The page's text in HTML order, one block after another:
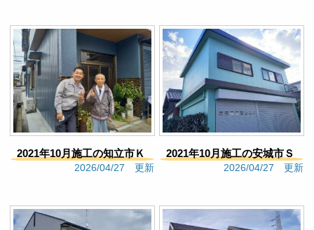
っただけに、すごく感謝していました。その後のア
フターフォローが残念すぎた。結局契約すればそれ
で良しなのでしょうか？忙しいのは分かりますが、
担当のミスで再度依頼しても謝る言葉も無かった事
にとても違和感を感じます。あとは色のバリエーシ
ョンを決める時に、納期があまり無かったのもある
が「できる」と言われ、依頼したはずの内容がはず
された。できる事なら最終確認して欲しかったで
とも言えない気持ち。それを担当に伝えても、そう
ですかっと言う感じでややカチンときました。もう
くありません。
2021年10月施工の知立市Ｋ
2026/04/27 更新
2021年10月施工の安城市Ｓ
2026/04/27 更新